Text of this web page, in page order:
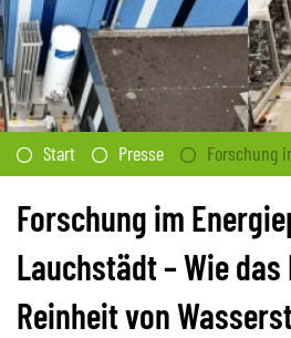
Start Presse Forschung im Energiepark
Forschung im
Lauchstädt – Wie das
Reinheit von